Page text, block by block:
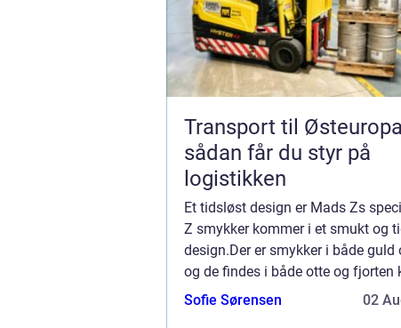
Transport til
sådan får du styr på
logistikken
Et tidsløst design er Mads Zs
Z smykker kommer i et smukt og
design.Der er smykker i både guld
og de findes i både otte og fjorten
guld.Der er også sølv i
Sofie Sørensen 02